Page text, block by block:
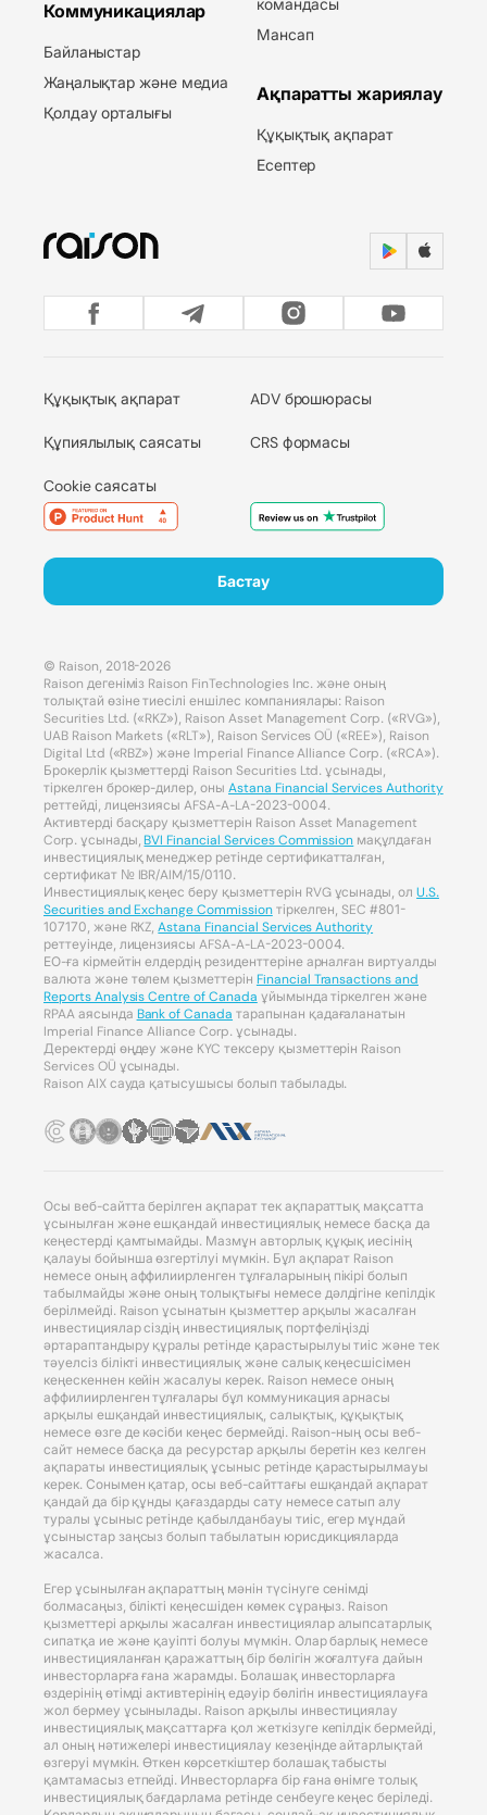
Коммуникациялар
Байланыстар
Жаңалықтар және медиа
Қолдау орталығы
Мансап
Ақпаратты жариялау
Құқықтық ақпарат
Есептер
Құқықтық ақпарат
Құпиялылық саясаты
Cookie саясаты
ADV брошюрасы
CRS формасы
Бастау
© Raison, 2018-2026
Raison дегеніміз Raison FinTechnologies Inc. және оның
толықтай өзіне тиесілі еншілес компаниялары: Raison
Securities Ltd. («RKZ»), Raison Asset Management Corp. («RVG»),
UAB Raison Markets («RLT»), Raison Services OÜ («REE»), Raison
Digital Ltd («RBZ») және Imperial Finance Alliance Corp. («RCA»).
Брокерлік қызметтерді Raison Securities Ltd. ұсынады,
тіркелген брокер-дилер, оны Astana Financial Services Authority
реттейді, лицензиясы AFSA-A-LA-2023-0004.
Активтерді басқару қызметтерін Raison Asset Management
Corp. ұсынады,BVI Financial Services Commission мақұлдаған
инвестициялық менеджер ретінде сертификатталған,
сертификат № IBR/AIM/15/0110.
Инвестициялық кеңес беру қызметтерін RVG ұсынады, олU.S.
Securities and Exchange Commissionтіркелген, SEC #801-
107170, және RKZ, Astana Financial Services Authority
реттеуінде, лицензиясы AFSA-A-LA-2023-0004.
ЕО-ға кірмейтін елдердің резиденттеріне арналған виртуалды
валюта және төлем қызметтерін Financial Transactions and
Reports Analysis Centre of Canada ұйымында тіркелген және
RPAA аясында Bank of Canada тарапынан қадағаланатын
Imperial Finance Alliance Corp. ұсынады.
Деректерді өңдеу және KYC тексеру қызметтерін Raison
Services OÜ ұсынады.
Raison AIX сауда қатысушысы болып табылады.
Осы веб-сайтта берілген ақпарат тек ақпараттық мақсатта
ұсынылған және ешқандай инвестициялық немесе басқа да
кеңестерді қамтымайды. Мазмұн авторлық құқық иесінің
қалауы бойынша өзгертілуі мүмкін. Бұл ақпарат Raison
немесе оның аффилиирленген тұлғаларының пікірі болып
табылмайды және оның толықтығы немесе дәлдігіне кепілдік
берілмейді. Raison ұсынатын қызметтер арқылы жасалған
инвестициялар сіздің инвестициялық портфеліңізді
әртараптандыру құралы ретінде қарастырылуы тиіс және тек
тәуелсіз білікті инвестициялық және салық кеңесшісімен
кеңескеннен кейін жасалуы керек. Raison немесе оның
аффилиирленген тұлғалары бұл коммуникация арнасы
арқылы ешқандай инвестициялық, салықтық, құқықтық
немесе өзге де кәсіби кеңес бермейді. Raison-ның осы веб-
сайт немесе басқа да ресурстар арқылы беретін кез келген
ақпараты инвестициялық ұсыныс ретінде қарастырылмауы
керек. Сонымен қатар, осы веб-сайттағы ешқандай ақпарат
қандай да бір құнды қағаздарды сату немесе сатып алу
туралы ұсыныс ретінде қабылданбауы тиіс, егер мұндай
ұсыныстар заңсыз болып табылатын юрисдикцияларда
жасалса.
Егер ұсынылған ақпараттың мәнін түсінуге сенімді
болмасаңыз, білікті кеңесшіден көмек сұраңыз. Raison
қызметтері арқылы жасалған инвестициялар алыпсатарлық
сипатқа ие және қауіпті болуы мүмкін. Олар барлық немесе
инвестицияланған қаражаттың бір бөлігін жоғалтуға дайын
инвесторларға ғана жарамды. Болашақ инвесторларға
өздерінің өтімді активтерінің едәуір бөлігін инвестициялауға
жол бермеу ұсынылады. Raison арқылы инвестициялау
инвестициялық мақсаттарға қол жеткізуге кепілдік бермейді,
ал оның нәтижелері инвестициялау кезеңінде айтарлықтай
өзгеруі мүмкін. Өткен көрсеткіштер болашақ табысты
қамтамасыз етпейді. Инвесторларға бір ғана өнімге толық
инвестициялық бағдарлама ретінде сенбеуге кеңес беріледі.